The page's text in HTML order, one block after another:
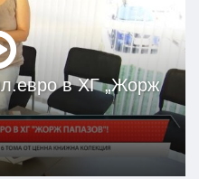
в ХГ „Жорж